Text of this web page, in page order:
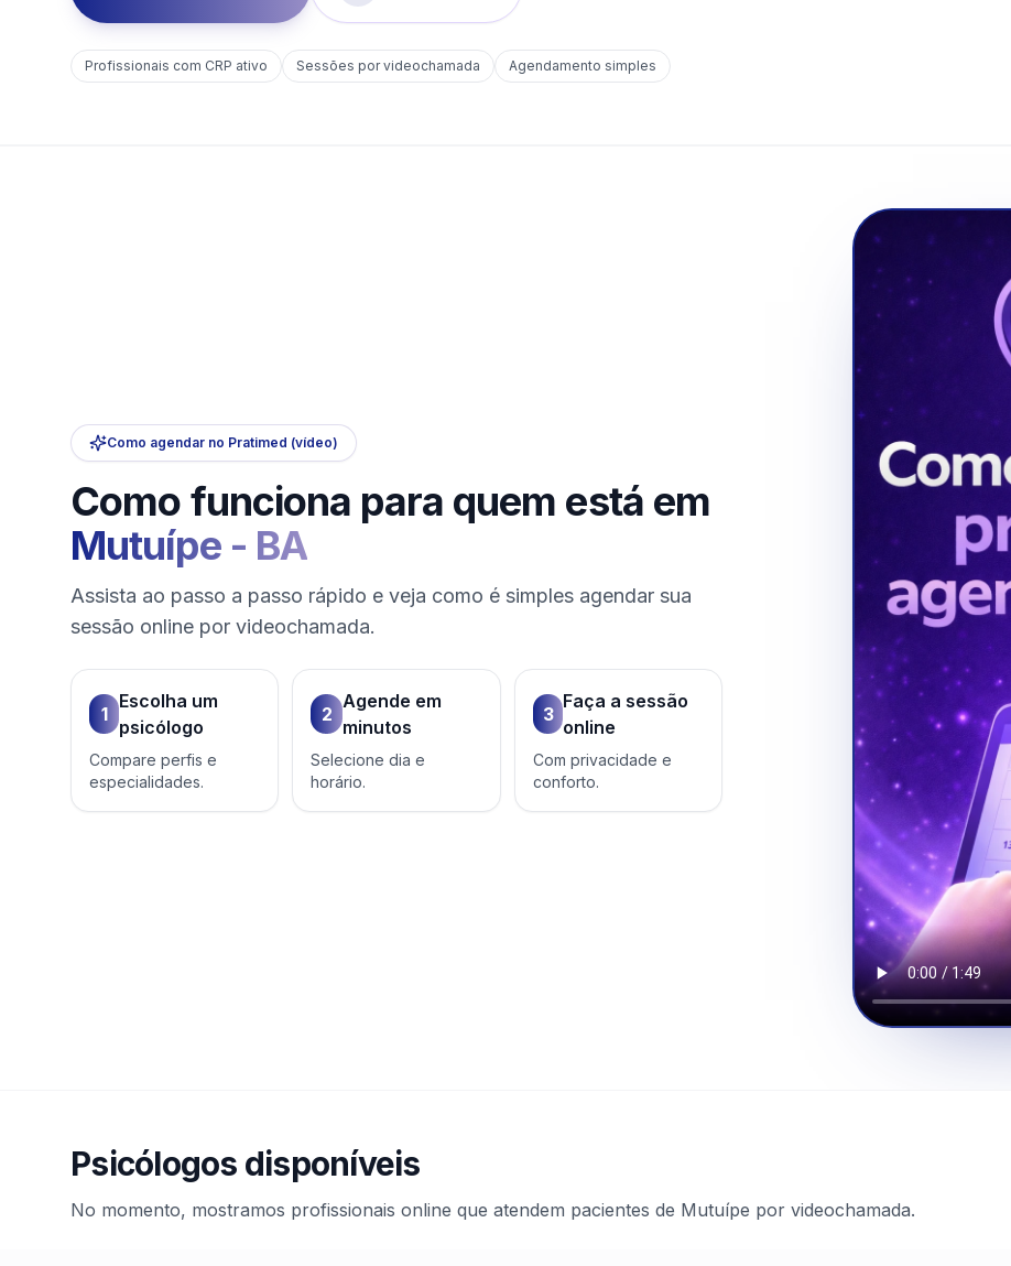
Profissionais com CRP ativo Sessões por videochamada Agendamento simples
Como agendar no Pratimed (vídeo)
Como funciona para quem está em
Mutuípe- BA
Assista ao passo a passo rápido e veja como é simples agendar sua
sessão online por videochamada.
1
Escolha um
psicólogo
Compare perfis e
especialidades.
2
Agende em
minutos
Selecione dia e
horário.
3
Faça a sessão
online
Com privacidade e
conforto.
Psicólogos disponíveis
No momento, mostramos profissionais online que atendem pacientes de Mutuípe por videochamada.